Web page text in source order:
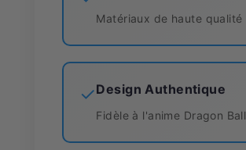
Matériaux de haute qualité
✓Design Authentique
Fidèle à l'anime Dragon Ball